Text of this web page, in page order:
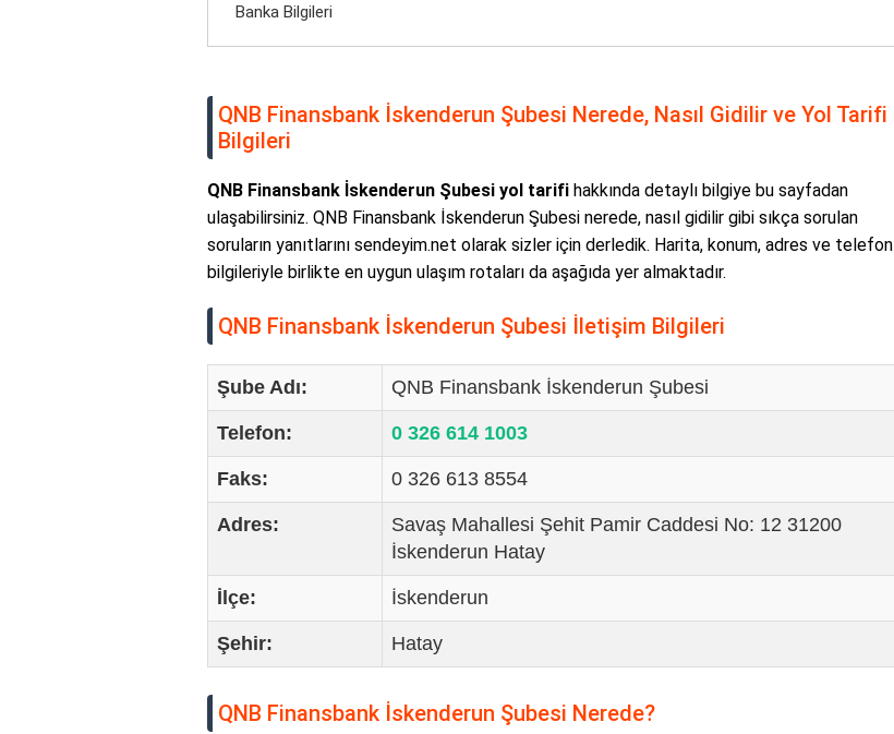
Banka Bilgileri
QNB Finansbank İskenderun Şubesi Nerede, Nasıl Gidilir ve Yol Tarifi
Bilgileri
QNB Finansbank İskenderun Şubesi yol tarifi hakkında detaylı bilgiye bu sayfadan
ulaşabilirsiniz. QNB Finansbank İskenderun Şubesi nerede, nasıl gidilir gibi sıkça sorulan
soruların yanıtlarını sendeyim.net olarak sizler için derledik. Harita, konum, adres ve telefon
bilgileriyle birlikte en uygun ulaşım rotaları da aşağıda yer almaktadır.
QNB Finansbank İskenderun Şubesi İletişim Bilgileri
Şube Adı: QNB Finansbank İskenderun Şubesi
Telefon: 0 326 614 1003
Faks: 0 326 613 8554
Adres:
Savaş Mahallesi Şehit Pamir Caddesi No: 12 31200
İskenderun Hatay
İlçe: İskenderun
Şehir: Hatay
QNB Finansbank İskenderun Şubesi Nerede?